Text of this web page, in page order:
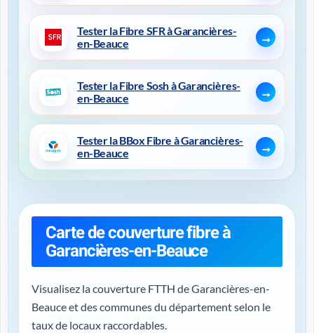
Tester la Fibre SFR à Garancières-
en-Beauce
Tester la Fibre Sosh à Garancières-
en-Beauce
Tester la BBox Fibre à Garancières-
en-Beauce
Carte de couverture fibre à
Garancières-en-Beauce
Visualisez la couverture FTTH de Garancières-en-
Beauce et des communes du département selon le
taux de locaux raccordables.